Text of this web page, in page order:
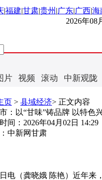
|福建|甘肃|贵州 |广东|广西|海
2026年08
片 视频 滚动 中新观陇
页 > 县域经济> 正文内容
：以“甘味”铸品牌 以特色
间： 2026年04月02日 14:29
中新网甘肃
（龚晓娥 陈艳）近年来